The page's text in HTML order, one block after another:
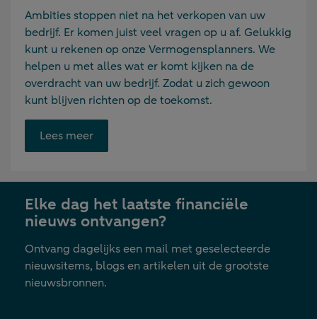
Ambities stoppen niet na het verkopen van uw
bedrijf. Er komen juist veel vragen op u af. Gelukkig
kunt u rekenen op onze Vermogensplanners. We
helpen u met alles wat er komt kijken na de
overdracht van uw bedrijf. Zodat u zich gewoon
kunt blijven richten op de toekomst.
Lees meerOpent
link
nieuwe
tab
Elke dag het laatste financiële
nieuws ontvangen?
Ontvang dagelijks een mail met geselecteerde
nieuwsitems, blogs en artikelen uit de grootste
nieuwsbronnen.